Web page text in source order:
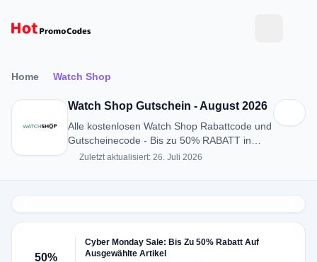
Home Watch Shop
Watch Shop Gutschein - August 2026
Alle kostenlosen Watch Shop Rabattcode und
Gutscheinecode - Bis zu 50% RABATT in
August 2026
Zuletzt aktualisiert: 26. Juli 2026
50%
Cyber ​​Monday Sale: Bis Zu 50% Rabatt Auf
Ausgewählte Artikel